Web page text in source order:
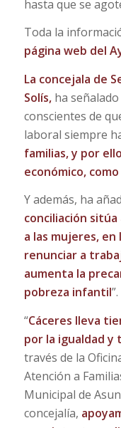
hasta que se
Toda la
página web del
La concejala de
Solís,ha señalado
conscientes de
laboral siempre
familias, y por
económico,
Y además, ha
conciliación
a las mujeres,
renunciar a
aumenta la
pobreza infantil”.
“Cáceres lleva
por la igualdad y
través de la
Atención a
Municipal de
concejalía,